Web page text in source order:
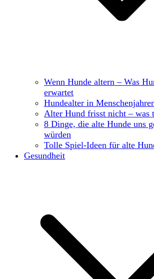
Wenn Hunde altern – Was
erwartet
Hundealter in
Alter Hund frisst nicht – was
8 Dinge, die alte Hunde uns
würden
Tolle Spiel-Ideen für alte
Gesundheit